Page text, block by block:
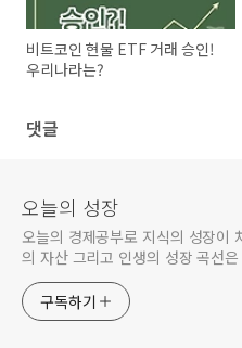
비트코인 현물 ETF 거래 승인!
우리나라는?
댓글
오늘의 성장
오늘의 경제공부로 지식의 성장이
의 자산 그리고 인생의 성장 곡선
구독하기